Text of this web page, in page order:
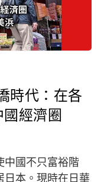
時代：在各
經濟圈
中國不只富裕階
日本。現時在日華